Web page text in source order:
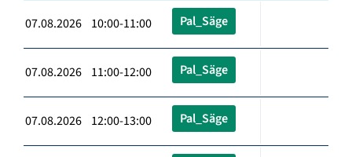
07.08.2026 10:00-11:00 Pal_Säge
07.08.2026 11:00-12:00 Pal_Säge
07.08.2026 12:00-13:00 Pal_Säge